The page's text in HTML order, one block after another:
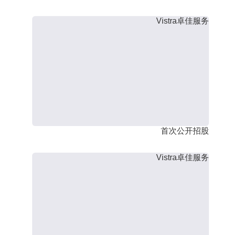
Vistra卓佳服务
首次公开招股
Vistra卓佳服务